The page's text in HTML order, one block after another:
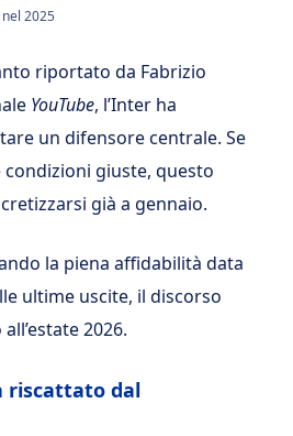
2025
riportato da Fabrizio
YouTube, l’Inter ha
un difensore centrale. Se
giuste, questo
già a gennaio.
la piena affidabilità data
ultime uscite, il discorso
2026.
riscattato dal